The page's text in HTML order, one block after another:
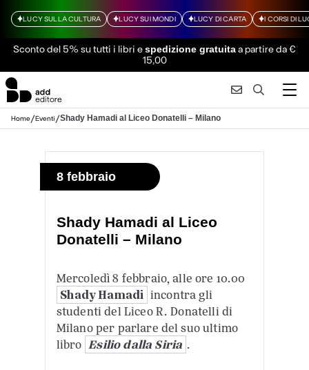
LUCY SULLA CULTURA LUCY SUI MONDI LUCY DI CARTA I CORSI DI
Sconto del 5% su tutti i libri espedizione gratuitaa partire da €
15,00
Home/Eventi/Shady Hamadi al Liceo Donatelli – Milano
8 febbraio
Shady Hamadi al Liceo
Donatelli – Milano
Mercoledì 8 febbraio, alle ore 10.00
Shady Hamadi incontra gli
studenti del Liceo R. Donatelli di
Milano per parlare del suo ultimo
libro Esilio dalla Siria .